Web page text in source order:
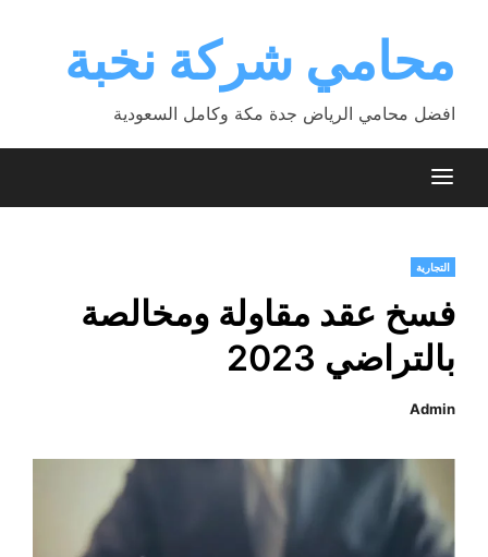
contentمحامي شركة نخبة
افضل محامي الرياض جدة مكة وكامل السعودية
التجارية
فسخ عقد مقاولة ومخالصة
بالتراضي 2023
Admin